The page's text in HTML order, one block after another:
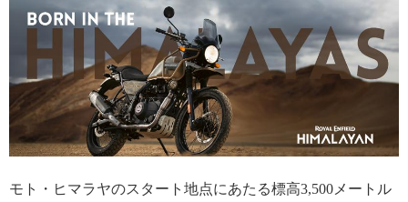
モト・ヒマラヤのスタート地点にあたる標高3,500メートル